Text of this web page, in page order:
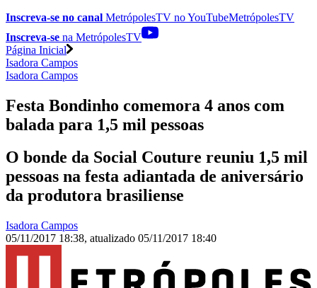
Inscreva-se no canal MetrópolesTV noYouTubeMetrópolesTV
Inscreva-se na MetrópolesTV
Página Inicial
Isadora Campos
Isadora Campos
Festa Bondinho comemora 4 anos com
balada para 1,5 mil pessoas
O bonde da Social Couture reuniu 1,5 mil
pessoas na festa adiantada de aniversário
da produtora brasiliense
Isadora Campos
05/11/2017 18:38, atualizado 05/11/2017 18:40